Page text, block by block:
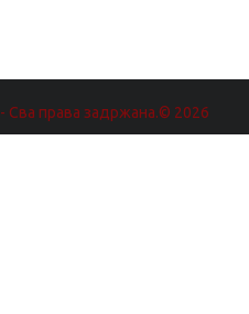
Сва права задржана.© 2026